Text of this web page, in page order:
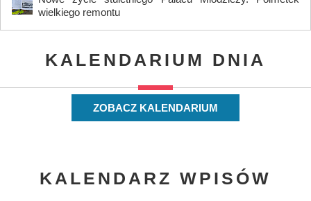
wielkiego remontu
KALENDARIUM DNIA
ZOBACZ KALENDARIUM
KALENDARZ WPISÓW